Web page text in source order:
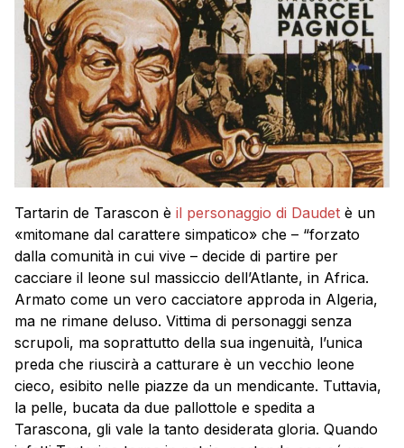
Tartarin de Tarascon è il personaggio di Daudet è un
«mitomane dal carattere simpatico» che – “forzato
dalla comunità in cui vive – decide di partire per
cacciare il leone sul massiccio dell’Atlante, in Africa.
Armato come un vero cacciatore approda in Algeria,
ma ne rimane deluso. Vittima di personaggi senza
scrupoli, ma soprattutto della sua ingenuità, l’unica
preda che riuscirà a catturare è un vecchio leone
cieco, esibito nelle piazze da un mendicante. Tuttavia,
la pelle, bucata da due pallottole e spedita a
Tarascona, gli vale la tanto desiderata gloria. Quando